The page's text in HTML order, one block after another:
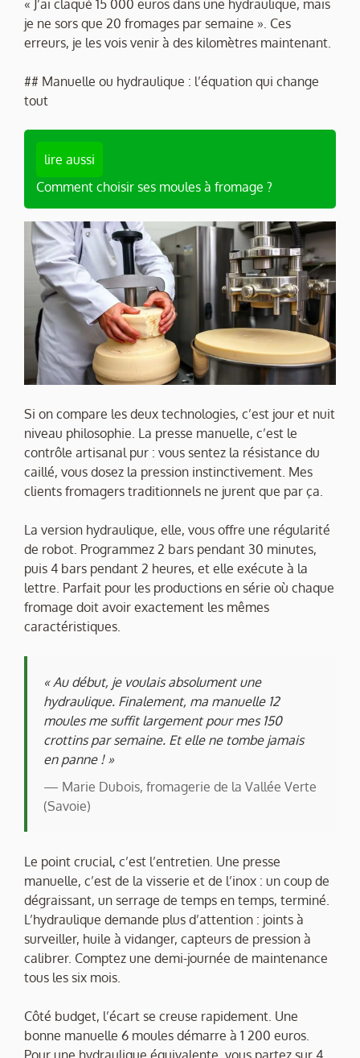
« J’ai claqué 15 000 euros dans une hydraulique, mais
je ne sors que 20 fromages par semaine ». Ces
erreurs, je les vois venir à des kilomètres maintenant.
## Manuelle ou hydraulique : l’équation qui change
tout
lire aussi
Comment choisir ses moules à fromage ?
Si on compare les deux technologies, c’est jour et nuit
niveau philosophie. La presse manuelle, c’est le
contrôle artisanal pur : vous sentez la résistance du
caillé, vous dosez la pression instinctivement. Mes
clients fromagers traditionnels ne jurent que par ça.
La version hydraulique, elle, vous offre une régularité
de robot. Programmez 2 bars pendant 30 minutes,
puis 4 bars pendant 2 heures, et elle exécute à la
lettre. Parfait pour les productions en série où chaque
fromage doit avoir exactement les mêmes
caractéristiques.
« Au début, je voulais absolument une
hydraulique. Finalement, ma manuelle 12
moules me suffit largement pour mes 150
crottins par semaine. Et elle ne tombe jamais
en panne ! »
— Marie Dubois, fromagerie de la Vallée Verte
(Savoie)
Le point crucial, c’est l’entretien. Une presse
manuelle, c’est de la visserie et de l’inox : un coup de
dégraissant, un serrage de temps en temps, terminé.
L’hydraulique demande plus d’attention : joints à
surveiller, huile à vidanger, capteurs de pression à
calibrer. Comptez une demi-journée de maintenance
tous les six mois.
Côté budget, l’écart se creuse rapidement. Une
bonne manuelle 6 moules démarre à 1 200 euros.